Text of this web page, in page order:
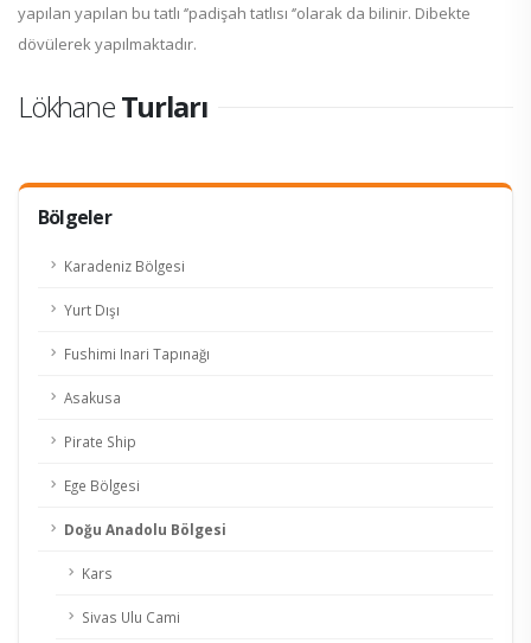
Bölgeler
Karadeniz Bölgesi
Yurt Dışı
Fushimi Inari Tapınağı
Asakusa
Pirate Ship
Ege Bölgesi
Doğu Anadolu Bölgesi
Kars
Sivas Ulu Cami
yapılan yapılan bu tatlı ‘’padişah tatlısı ‘’olarak da bilinir. Dibekte
dövülerek yapılmaktadır.
LökhaneTurları